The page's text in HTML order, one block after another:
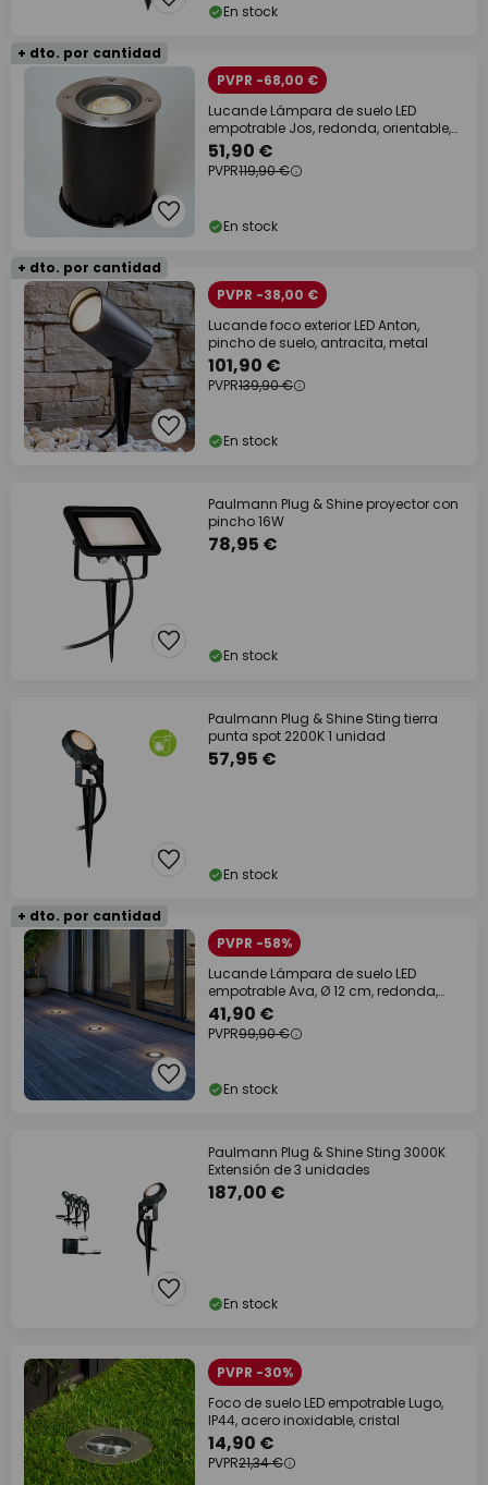
En stock
+ dto. por cantidad
PVPR -68,00 €
Lucande Lámpara de suelo LED
empotrable Jos, redonda, orientable,
IP67
51,90 €
PVPR119,90 €
En stock
+ dto. por cantidad
PVPR -38,00 €
Lucande foco exterior LED Anton,
pincho de suelo, antracita, metal
101,90 €
PVPR139,90 €
En stock
Paulmann Plug & Shine proyector con
pincho 16W
78,95 €
En stock
Paulmann Plug & Shine Sting tierra
punta spot 2200K 1 unidad
57,95 €
En stock
+ dto. por cantidad
PVPR -58%
Lucande Lámpara de suelo LED
empotrable Ava, Ø 12 cm, redonda,
IP67
41,90 €
PVPR99,90 €
En stock
Paulmann Plug & Shine Sting 3000K
Extensión de 3 unidades
187,00 €
En stock
PVPR -30%
Foco de suelo LED empotrable Lugo,
IP44, acero inoxidable, cristal
14,90 €
PVPR21,34 €